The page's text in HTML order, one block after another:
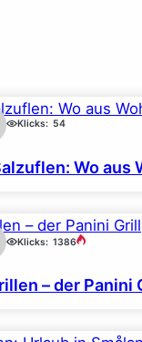
Klicks: 54
Wo
Klicks: 1386
– der Panini